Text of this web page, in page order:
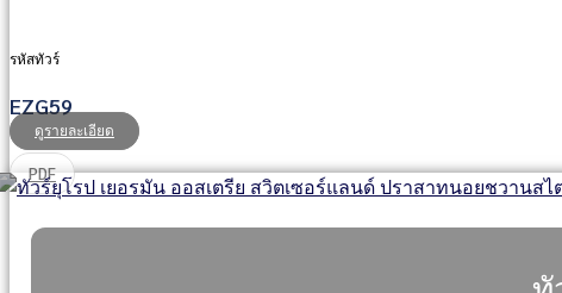
รหัสทัวร์
EZG59
ดูรายละเอียด
PDF